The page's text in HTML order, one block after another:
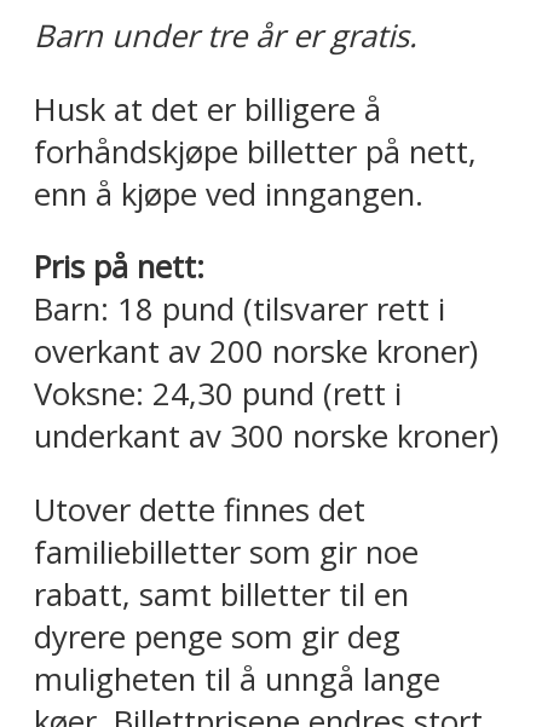
Barn under tre år er gratis.
Husk at det er billigere å
forhåndskjøpe billetter på nett,
enn å kjøpe ved inngangen.
Pris på nett:
Barn: 18 pund (tilsvarer rett i
overkant av 200 norske kroner)
Voksne: 24,30 pund (rett i
underkant av 300 norske kroner)
Utover dette finnes det
familiebilletter som gir noe
rabatt, samt billetter til en
dyrere penge som gir deg
muligheten til å unngå lange